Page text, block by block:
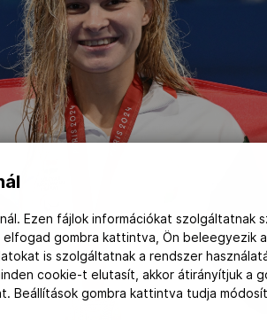
Ezen fájlok információkat szolgáltatnak
gombra kattintva, Ön beleegyezik
is szolgáltatnak a rendszer
cookie-t elutasít, akkor átirányítjuk a
Beállítások gombra kattintva tudja